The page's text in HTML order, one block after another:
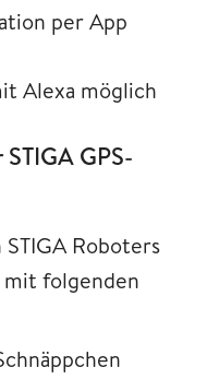
per App
Alexa möglich
GPS-
Roboters
mit folgenden